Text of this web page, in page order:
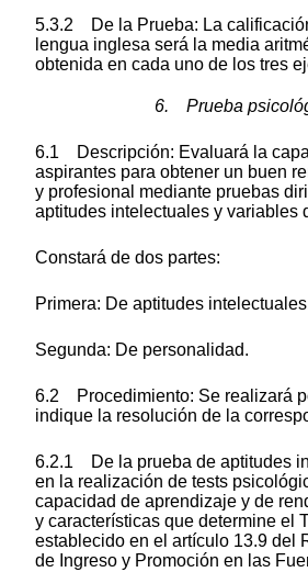
5.3.2 De la Prueba: La
lengua inglesa será la media
obtenida en cada uno de los tres
6. Prueba
6.1 Descripción: Evaluará la
aspirantes para obtener un buen
y profesional mediante pruebas
aptitudes intelectuales y variables
Constará de dos partes:
Primera: De aptitudes
Segunda: De personalidad.
6.2 Procedimiento: Se realizará
indique la resolución de la
6.2.1 De la prueba de aptitudes
en la realización de tests
capacidad de aprendizaje y de
y características que determine el
establecido en el artículo 13.9 del
de Ingreso y Promoción en las